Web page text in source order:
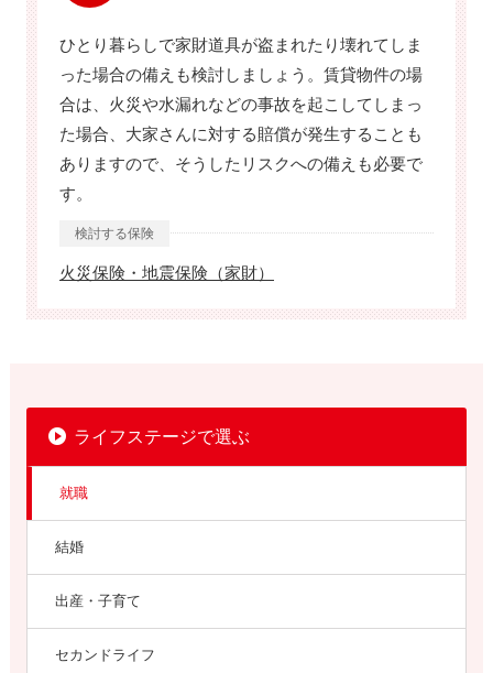
ひとり暮らしで家財道具が盗まれたり壊れてしま
った場合の備えも検討しましょう。賃貸物件の場
合は、火災や水漏れなどの事故を起こしてしまっ
た場合、大家さんに対する賠償が発生することも
ありますので、そうしたリスクへの備えも必要で
す。
検討する保険
火災保険・地震保険（家財）
ライフステージで選ぶ
就職
結婚
出産・子育て
セカンドライフ